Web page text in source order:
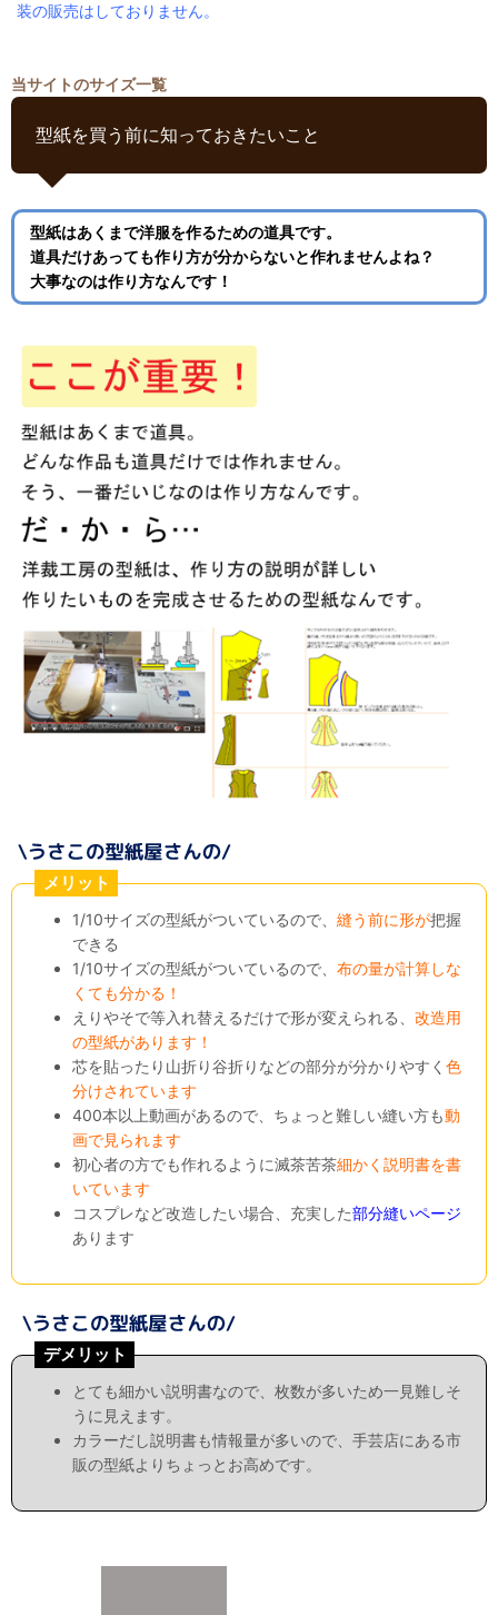
装の販売はしておりません。
当サイトのサイズ一覧
型紙を買う前に知っておきたいこと
型紙はあくまで洋服を作るための道具です。
道具だけあっても作り方が分からないと作れませんよね？
大事なのは作り方なんです！
メリット
1/10サイズの型紙がついているので、縫う前に形が把握
できる
1/10サイズの型紙がついているので、布の量が計算しな
くても分かる！
えりやそで等入れ替えるだけで形が変えられる、改造用
の型紙があります！
芯を貼ったり山折り谷折りなどの部分が分かりやすく色
分けされています
400本以上動画があるので、ちょっと難しい縫い方も動
画で見られます
初心者の方でも作れるように滅茶苦茶細かく説明書を書
いています
コスプレなど改造したい場合、充実した部分縫いページ
あります
デメリット
とても細かい説明書なので、枚数が多いため一見難しそ
うに見えます。
カラーだし説明書も情報量が多いので、手芸店にある市
販の型紙よりちょっとお高めです。